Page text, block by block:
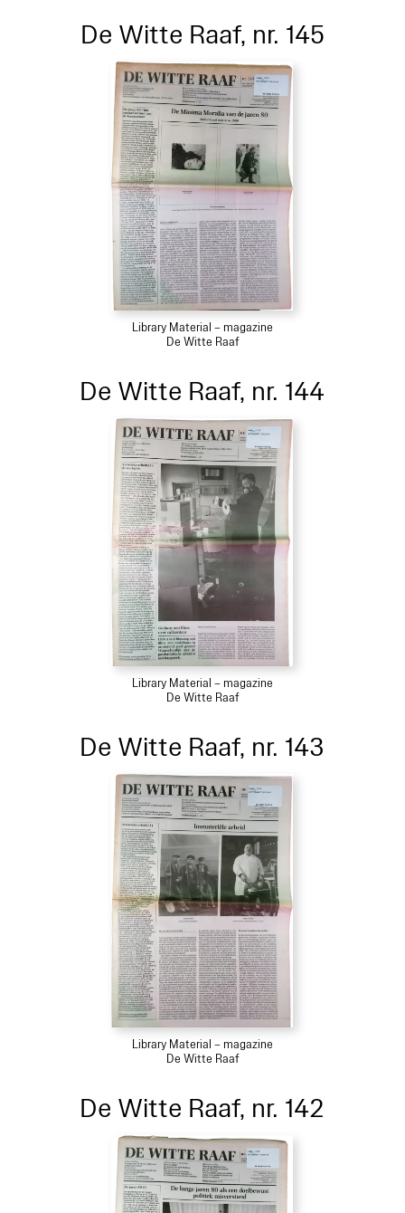
De Witte Raaf, nr. 145
Library Material – magazine
De Witte Raaf
De Witte Raaf, nr. 144
Library Material – magazine
De Witte Raaf
De Witte Raaf, nr. 143
Library Material – magazine
De Witte Raaf
De Witte Raaf, nr. 142